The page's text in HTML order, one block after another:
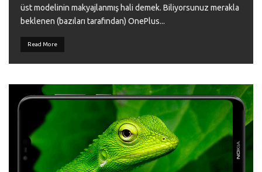
üst modelinin makyajlanmış hali demek. Biliyorsunuz merakla
beklenen (bazıları tarafından) OnePlus...
Read More